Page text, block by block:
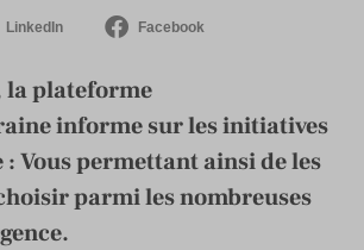
LinkedIn Facebook
la plateforme
informe sur les initiatives
Vous permettant ainsi de les
parmi les nombreuses